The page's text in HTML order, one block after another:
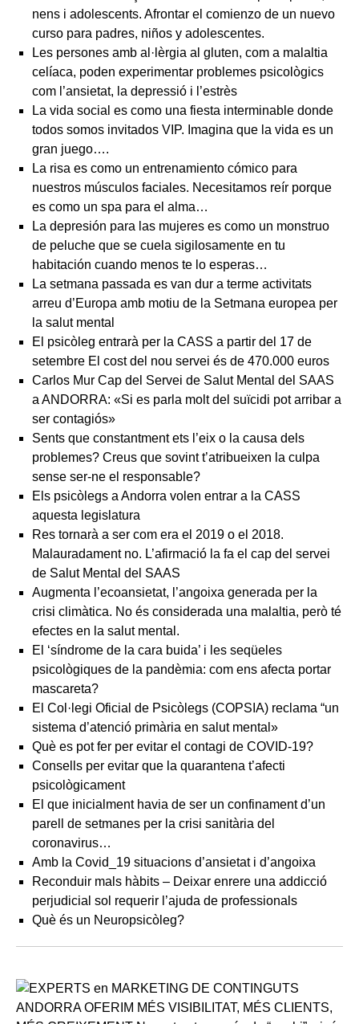
nens i adolescents. Afrontar el comienzo de un nuevo
curso para padres, niños y adolescentes.
Les persones amb al·lèrgia al gluten, com a malaltia
celíaca, poden experimentar problemes psicològics
com l’ansietat, la depressió i l’estrès
La vida social es como una fiesta interminable donde
todos somos invitados VIP. Imagina que la vida es un
gran juego….
La risa es como un entrenamiento cómico para
nuestros músculos faciales. Necesitamos reír porque
es como un spa para el alma…
La depresión para las mujeres es como un monstruo
de peluche que se cuela sigilosamente en tu
habitación cuando menos te lo esperas…
La setmana passada es van dur a terme activitats
arreu d’Europa amb motiu de la Setmana europea per
la salut mental
El psicòleg entrarà per la CASS a partir del 17 de
setembre El cost del nou servei és de 470.000 euros
Carlos Mur Cap del Servei de Salut Mental del SAAS
a ANDORRA: «Si es parla molt del suïcidi pot arribar a
ser contagiós»
Sents que constantment ets l’eix o la causa dels
problemes? Creus que sovint t’atribueixen la culpa
sense ser-ne el responsable?
Els psicòlegs a Andorra volen entrar a la CASS
aquesta legislatura
Res tornarà a ser com era el 2019 o el 2018.
Malauradament no. L’afirmació la fa el cap del servei
de Salut Mental del SAAS
Augmenta l’ecoansietat, l’angoixa generada per la
crisi climàtica. No és considerada una malaltia, però té
efectes en la salut mental.
El ‘síndrome de la cara buida’ i les seqüeles
psicològiques de la pandèmia: com ens afecta portar
mascareta?
El Col·legi Oficial de Psicòlegs (COPSIA) reclama “un
sistema d’atenció primària en salut mental»
Què es pot fer per evitar el contagi de COVID-19?
Consells per evitar que la quarantena t’afecti
psicològicament
El que inicialment havia de ser un confinament d’un
parell de setmanes per la crisi sanitària del
coronavirus…
Amb la Covid_19 situacions d’ansietat i d’angoixa
Reconduir mals hàbits – Deixar enrere una addicció
perjudicial sol requerir l’ajuda de professionals
Què és un Neuropsicòleg?